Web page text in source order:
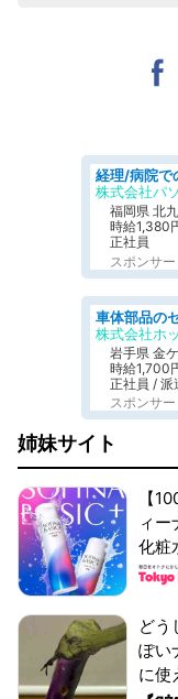
株式会社パ
福岡県 北
時給1,380
正社員
スポンサ
株式会社ホ
岩手県 金
時給1,700
正社員 / 派
スポンサ
姉妹サイト
【
ィ
化粧
どう
ぽい
に使